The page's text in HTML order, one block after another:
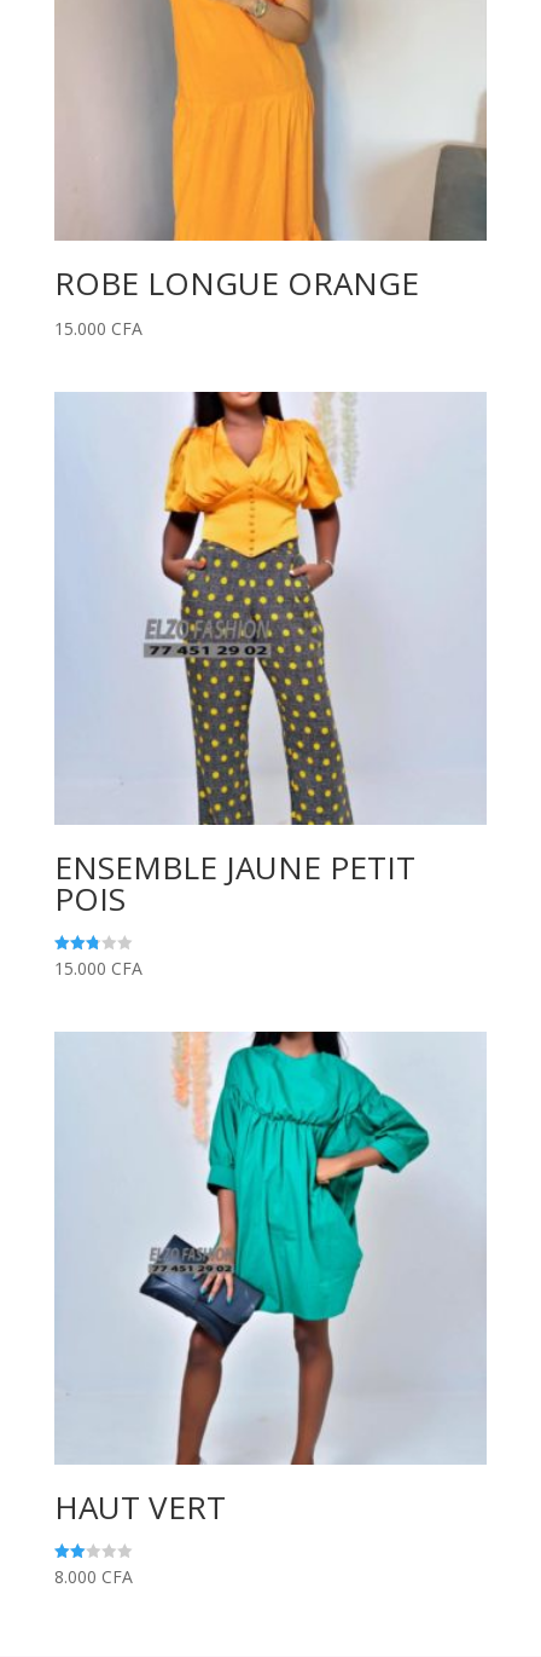
ROBE LONGUE ORANGE
15.000 CFA
ENSEMBLE JAUNE PETIT
POIS
Note
2.83
15.000 CFA
HAUT VERT
Note
2.00
8.000 CFA